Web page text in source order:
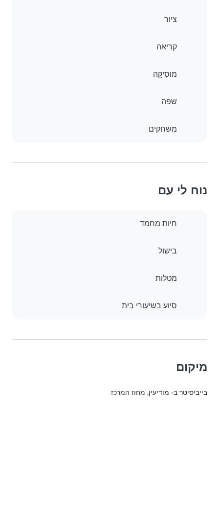
ציור
קריאה
מוּסִיקָה
שפה
משחקים
נוח לי עם
חיות מחמד
בישול
מטלות
סיוע בשיעורי בית
מיקום
בייביסיטר ב- מודיעין, מחוז המרכז